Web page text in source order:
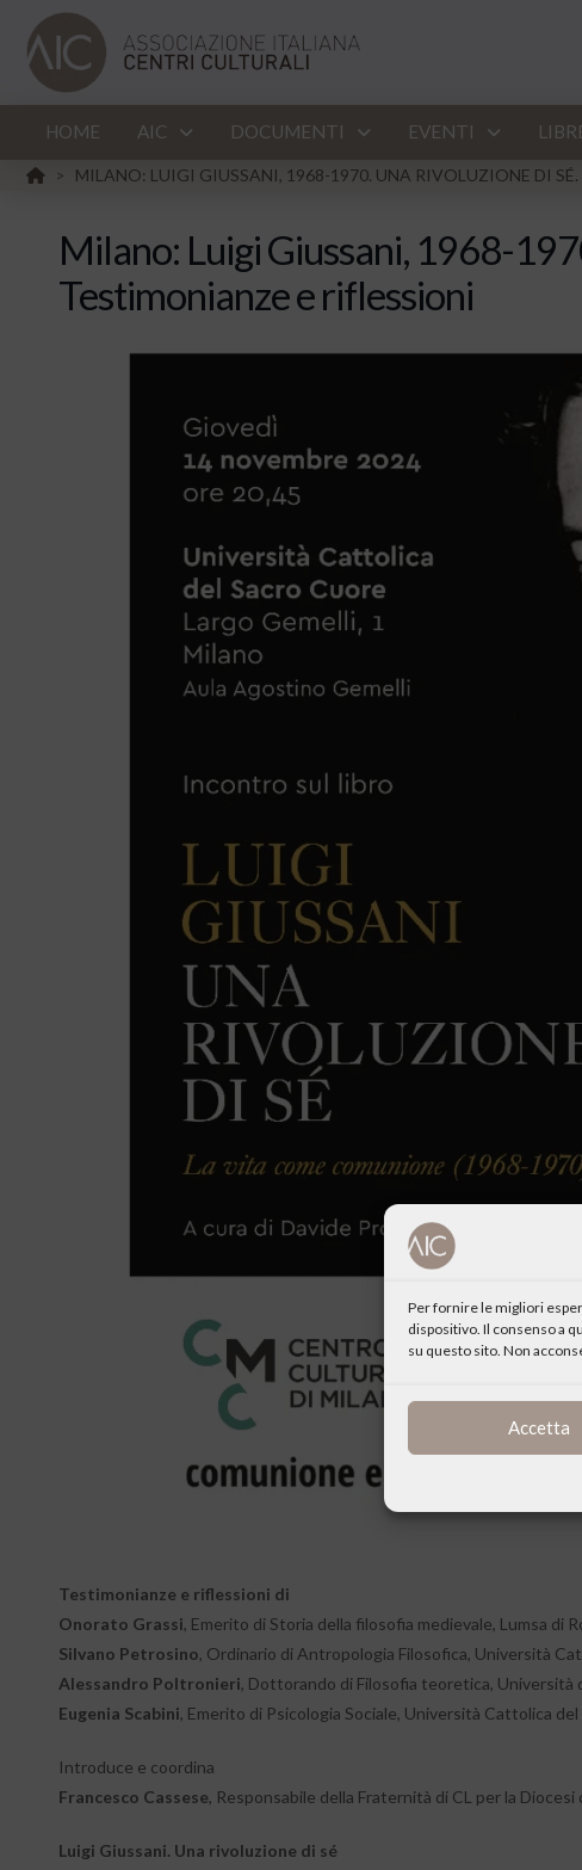
Per fornire le migliori
dispositivo. Il consenso a
su questo sito. Non
Accetta
HOME AIC DOCUMENTI EVENTI
HOME
> MILANO: LUIGI GIUSSANI, 1968-1970. UNA RIVOLUZIONE DI
Milano: Luigi Giussani, 1968-
Testimonianze e riflessioni
Testimonianze e riflessioni di
Onorato Grassi, Emerito di Storia della filosofia medievale, Lumsa di
Silvano Petrosino, Ordinario di Antropologia Filosofica, Università
Alessandro Poltronieri, Dottorando di Filosofia teoretica, Università
Eugenia Scabini, Emerito di Psicologia Sociale, Università Cattolica del
Introduce e coordina
Francesco Cassese, Responsabile della Fraternità di CL per la Diocesi
Luigi Giussani. Una rivoluzione di sé